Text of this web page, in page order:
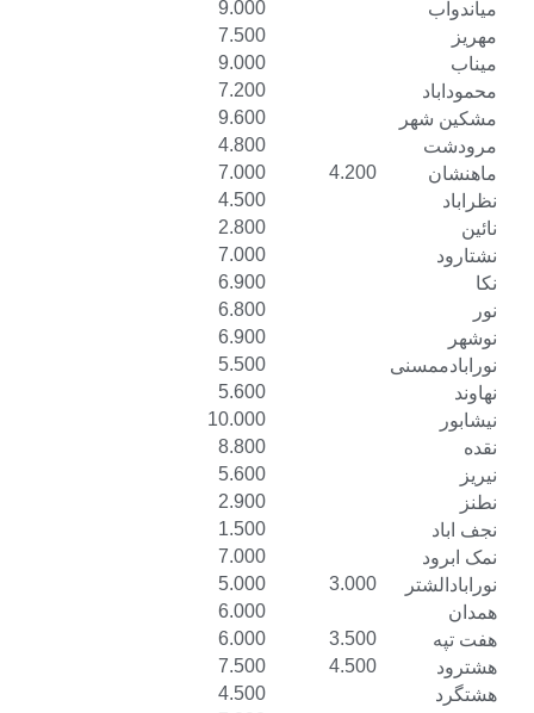
4.200
7.000
5.500
3.000
5.000
3.500
6.000
4.500
7.500